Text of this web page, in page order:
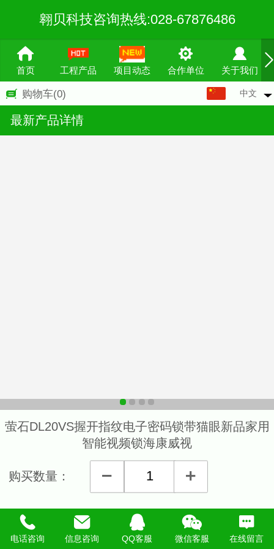
翱贝科技咨询热线:028-67876486
首页 工程产品 项目动态 合作单位 关于我们
购物车(0) 中文
最新产品详情
萤石DL20VS握开指纹电子密码锁带猫眼新品家用
智能视频锁海康威视
购买数量：
详细说明
电话咨询 信息咨询 QQ客服 微信客服 在线留言